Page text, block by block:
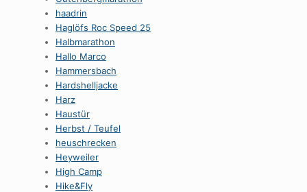
haadrin
Haglöfs Roc Speed 25
Halbmarathon
Hallo Marco
Hammersbach
Hardshelljacke
Harz
Haustür
Herbst / Teufel
heuschrecken
Heyweiler
High Camp
Hike&Fly